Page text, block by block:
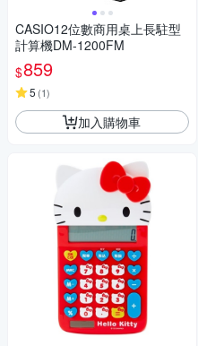
CASIO12位數商用桌上長駐型
計算機DM-1200FM
$859
5 (1)
加入購物車